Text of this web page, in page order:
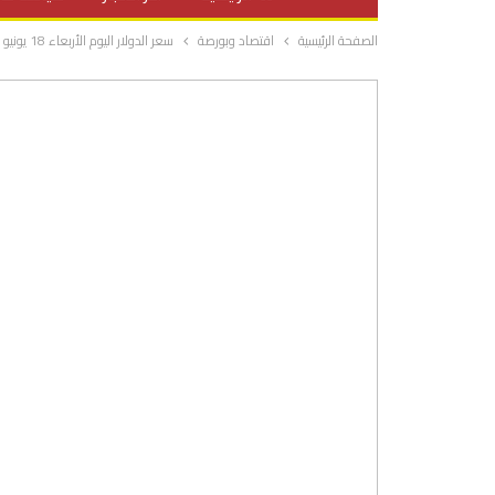
صحة وتغذية
المرأة والحياة الصفحة الرئيسية اقتصاد وبورصة سعر الدولار اليوم الأربعاء 18 يونيو 2025 بعد الهبوط الجديد.. قائمة أسعاره الجديدة